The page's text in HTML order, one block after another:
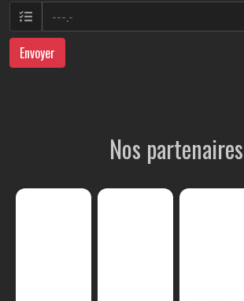
Envoyer
Nos partenaires